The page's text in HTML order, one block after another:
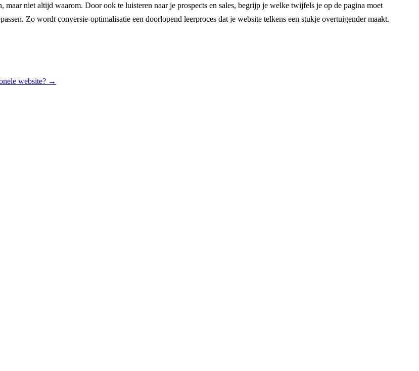
niet altijd waarom. Door ook te luisteren naar je prospects en sales, begrijp je welke twijfels je op de pagina moet
Zo wordt conversie-optimalisatie een doorlopend leerproces dat je website telkens een stukje overtuigender maakt.
website? →